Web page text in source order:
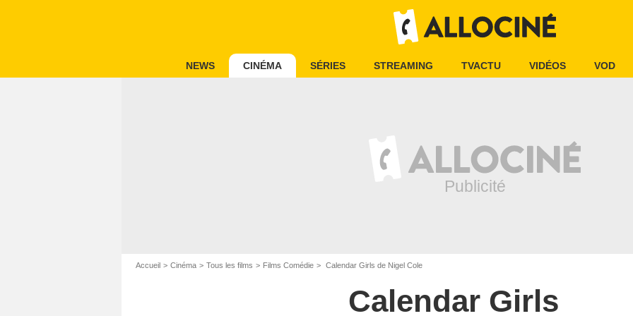
NEWS CINÉMA SÉRIES STREAMING TVACTU VIDÉOS VOD
Accueil Cinéma Tous les films Films Comédie Calendar Girls de Nigel Cole
Calendar Girls